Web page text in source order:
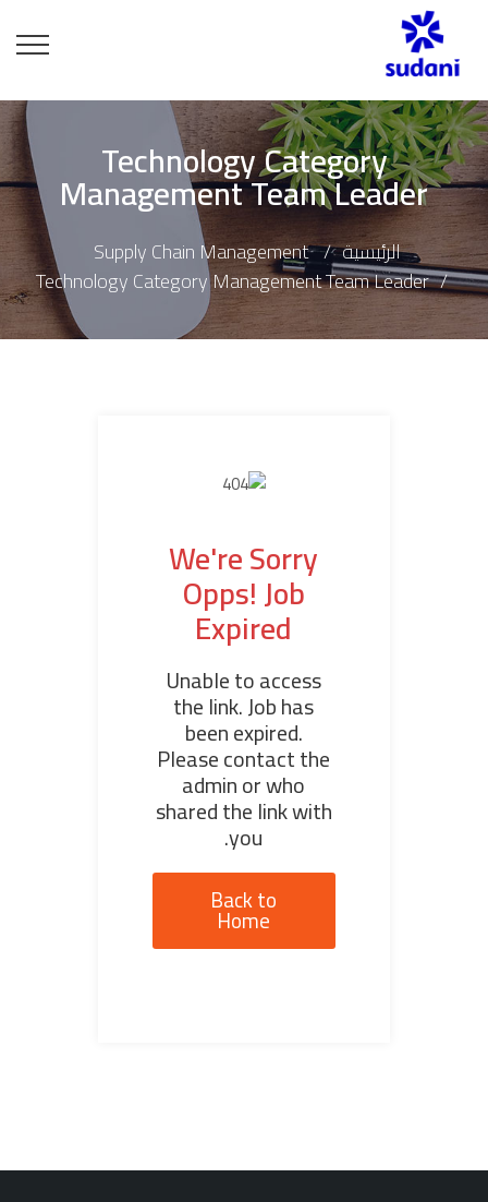
Technology Category
Management Team Leader
الرئيسية
Supply Chain Management
Technology Category Management Team Leader
We're Sorry
Opps! Job
Expired
Unable to access
the link. Job has
been expired.
Please contact the
admin or who
shared the link with
you.
Back to
Home